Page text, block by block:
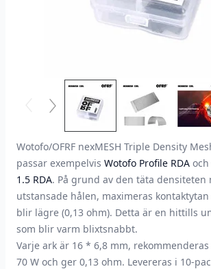
Wotofo/OFRF nexMESH Triple Density
passar exempelvis Wotofo Profile RDA och
1.5 RDA. På grund av den täta
utstansade hålen, maximeras
blir lägre (0,13 ohm). Detta är en hittills
som blir varm blixtsnabbt.
Varje ark är 16 * 6,8 mm,
70 W och ger 0,13 ohm. Levereras i 10-